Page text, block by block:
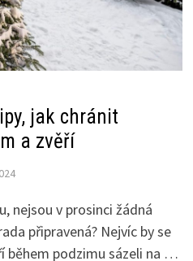
jak chránit
a zvěří
nejsou v prosinci žádná
připravená? Nejvíc by se
během podzimu sázeli na …